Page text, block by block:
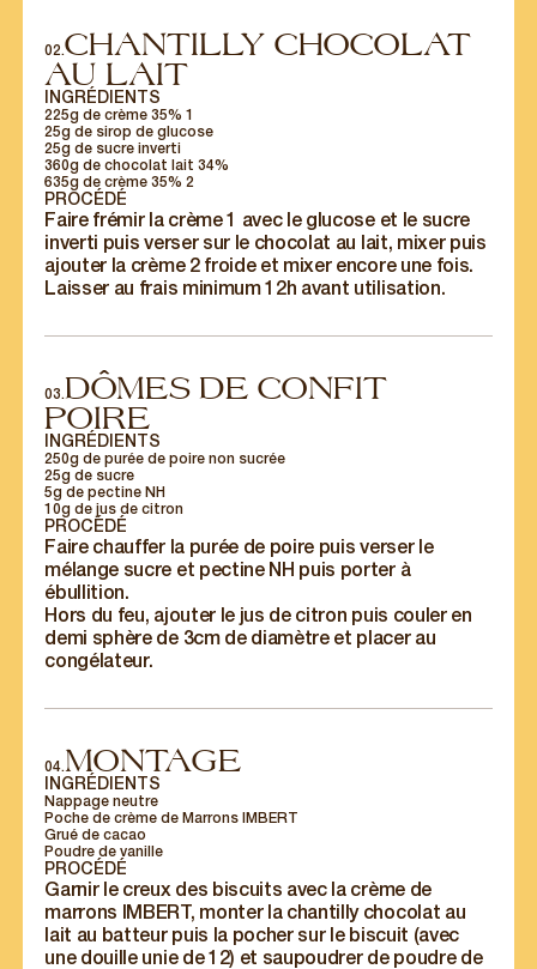
02.CHANTILLY CHOCOLAT
AU LAIT
INGRÉDIENTS
225g de crème 35% 1
25g de sirop de glucose
25g de sucre inverti
360g de chocolat lait 34%
635g de crème 35% 2
PROCÉDÉ
Faire frémir la crème 1 avec le glucose et le sucre
inverti puis verser sur le chocolat au lait, mixer puis
ajouter la crème 2 froide et mixer encore une fois.
Laisser au frais minimum 12h avant utilisation.
03.DÔMES DE CONFIT
POIRE
INGRÉDIENTS
250g de purée de poire non sucrée
25g de sucre
5g de pectine NH
10g de jus de citron
PROCÉDÉ
Faire chauffer la purée de poire puis verser le
mélange sucre et pectine NH puis porter à
ébullition.
Hors du feu, ajouter le jus de citron puis couler en
demi sphère de 3cm de diamètre et placer au
congélateur.
04.MONTAGE
INGRÉDIENTS
Nappage neutre
Poche de crème de Marrons IMBERT
Grué de cacao
Poudre de vanille
PROCÉDÉ
Garnir le creux des biscuits avec la crème de
marrons IMBERT, monter la chantilly chocolat au
lait au batteur puis la pocher sur le biscuit (avec
une douille unie de 12) et saupoudrer de poudre de
POUR LES
PARTICULIERS
Nos offres, nos recettes et nos actualités
email.
S'INSCRIRE